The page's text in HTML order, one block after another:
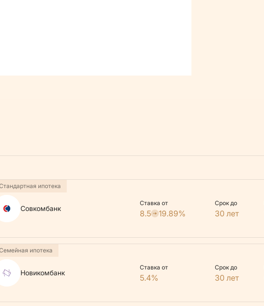
Совкомбанк
ипотека
Ставка от
8.5 19.89%
Срок до
30 лет
Новикомбанк
ипотека
Ставка от
5.4%
Срок до
30 лет